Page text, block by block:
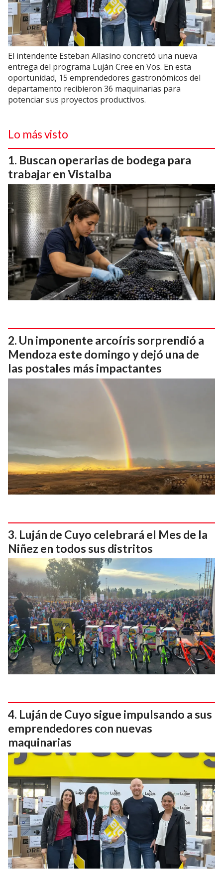
El intendente Esteban Allasino concretó una nueva
entrega del programa Luján Cree en Vos. En esta
oportunidad, 15 emprendedores gastronómicos del
departamento recibieron 36 maquinarias para
potenciar sus proyectos productivos.
Lo más visto
Buscan operarias de bodega para
trabajar en Vistalba
Un imponente arcoíris sorprendió a
Mendoza este domingo y dejó una de
las postales más impactantes
Luján de Cuyo celebrará el Mes de la
Niñez en todos sus distritos
Luján de Cuyo sigue impulsando a sus
emprendedores con nuevas
maquinarias